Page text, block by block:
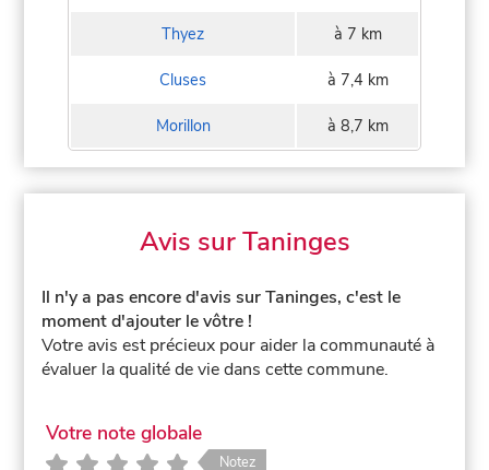
Thyez à 7 km
Cluses à 7,4 km
Morillon à 8,7 km
Avis sur Taninges
Il n'y a pas encore d'avis sur Taninges, c'est le
moment d'ajouter le vôtre !
Votre avis est précieux pour aider la communauté à
évaluer la qualité de vie dans cette commune.
Votre note globale
Notez